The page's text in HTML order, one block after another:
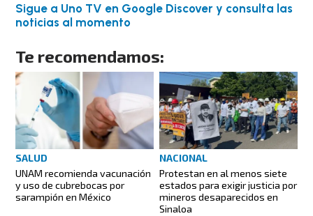
Sigue a Uno TV en Google Discover y consulta las
noticias al momento
Te recomendamos:
SALUD
UNAM recomienda vacunación
y uso de cubrebocas por
sarampión en México
NACIONAL
Protestan en al menos siete
estados para exigir justicia por
mineros desaparecidos en
Sinaloa